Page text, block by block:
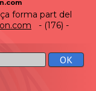
forma part del
- (176) -